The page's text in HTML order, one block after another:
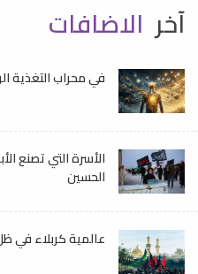
آخر الاضافات
في محراب التغذية
الأسرة التي تصنع
الحسين
عالمية كربلاء في